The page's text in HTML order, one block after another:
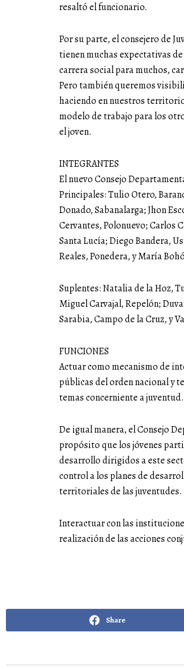
resaltó el funcionario.
Por su parte, el consejero de
tienen muchas expectativas
carrera social para muchos,
Pero también queremos
haciendo en nuestros
modelo de trabajo para los
el joven.
INTEGRANTES
El nuevo Consejo
Principales: Tulio Otero,
Donado, Sabanalarga; Jhon
Cervantes, Polonuevo; Carlos
Santa Lucía; Diego Bandera,
Reales, Ponedera, y María
Suplentes: Natalia de la Hoz,
Miguel Carvajal, Repelón;
Sarabia, Campo de la Cruz, y
FUNCIONES
Actuar como mecanismo de
públicas del orden nacional y
temas concerniente a juventud.
De igual manera, el Consejo
propósito que los jóvenes
desarrollo dirigidos a este
control a los planes de
territoriales de las juventudes.
Interactuar con las
realización de las acciones
Share